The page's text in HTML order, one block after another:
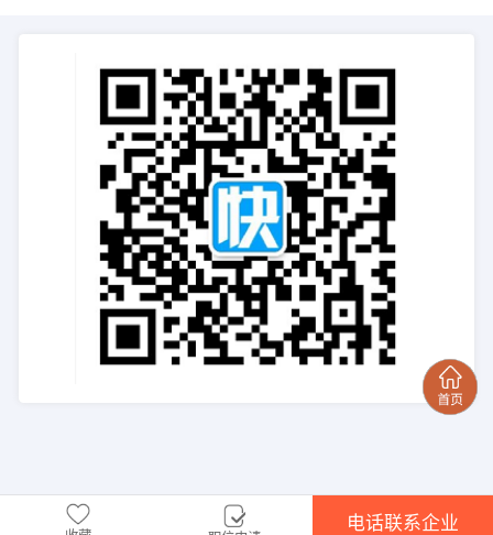
电话联系企业